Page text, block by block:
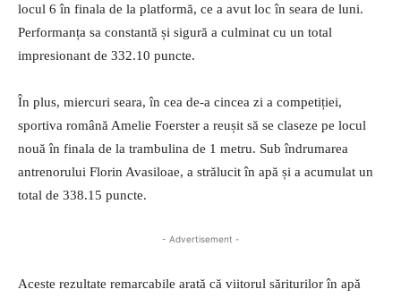
locul 6 în finala de la platformă, ce a avut loc în seara de luni.
Performanța sa constantă și sigură a culminat cu un total
impresionant de 332.10 puncte.
În plus, miercuri seara, în cea de-a cincea zi a competiției,
sportiva română Amelie Foerster a reușit să se claseze pe locul
nouă în finala de la trambulina de 1 metru. Sub îndrumarea
antrenorului Florin Avasiloae, a strălucit în apă și a acumulat un
total de 338.15 puncte.
- Advertisement -
Aceste rezultate remarcabile arată că viitorul săriturilor în apă